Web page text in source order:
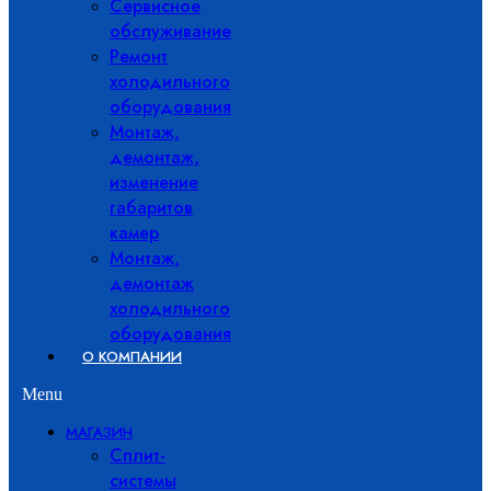
Сервисное
обслуживание
Ремонт
холодильного
оборудования
Монтаж,
демонтаж,
изменение
габаритов
камер
Монтаж,
демонтаж
холодильного
оборудования
О КОМПАНИИ
Menu
МАГАЗИН
Сплит-
системы